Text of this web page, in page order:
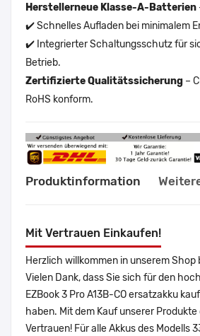
Herstellerneue Klasse-A-Batterien
✔️ Schnelles Aufladen bei minimalem
✔️ Integrierter Schaltungsschutz für
Betrieb.
Zertifizierte Qualitätssicherung –
RoHS konform.
Produktinformation
Mit Vertrauen Einkaufen!
Herzlich willkommen in unserem Shop
Vielen Dank, dass Sie sich für den
EZBook 3 Pro A13B-CO ersatzakku
haben. Mit dem Kauf unserer
Vertrauen! Für alle Akkus des Modells